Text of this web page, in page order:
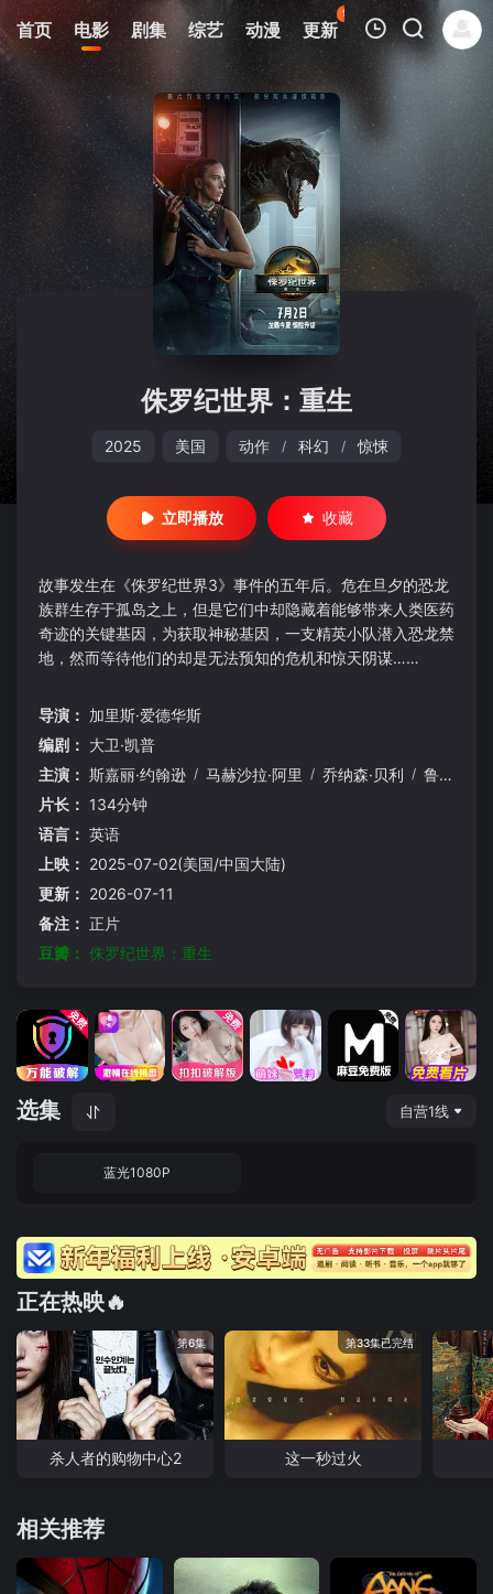
首页 电影 剧集 综艺 动漫 更新
97
热榜 APP
我的观影记录
暂无观看影片的记录
侏罗纪世界：重生
2025 美国 动作 / 科幻 / 惊悚
立即播放 收藏
故事发生在《侏罗纪世界3》事件的五年后。危在旦夕的恐龙
族群生存于孤岛之上，但是它们中却隐藏着能够带来人类医药
奇迹的关键基因，为获取神秘基因，一支精英小队潜入恐龙禁
地，然而等待他们的却是无法预知的危机和惊天阴谋……
导演： 加里斯·爱德华斯
编剧： 大卫·凯普
主演： 斯嘉丽·约翰逊 / 马赫沙拉·阿里 / 乔纳森·贝利 / 鲁伯特·弗兰德
片长： 134分钟
语言： 英语
上映： 2025-07-02(美国/中国大陆)
更新： 2026-07-11
备注： 正片
豆瓣： 侏罗纪世界：重生
选集 自营1线
蓝光1080P
正在热映🔥
第6集
杀人者的购物中心2
第33集已完结
这一秒过火
相关推荐